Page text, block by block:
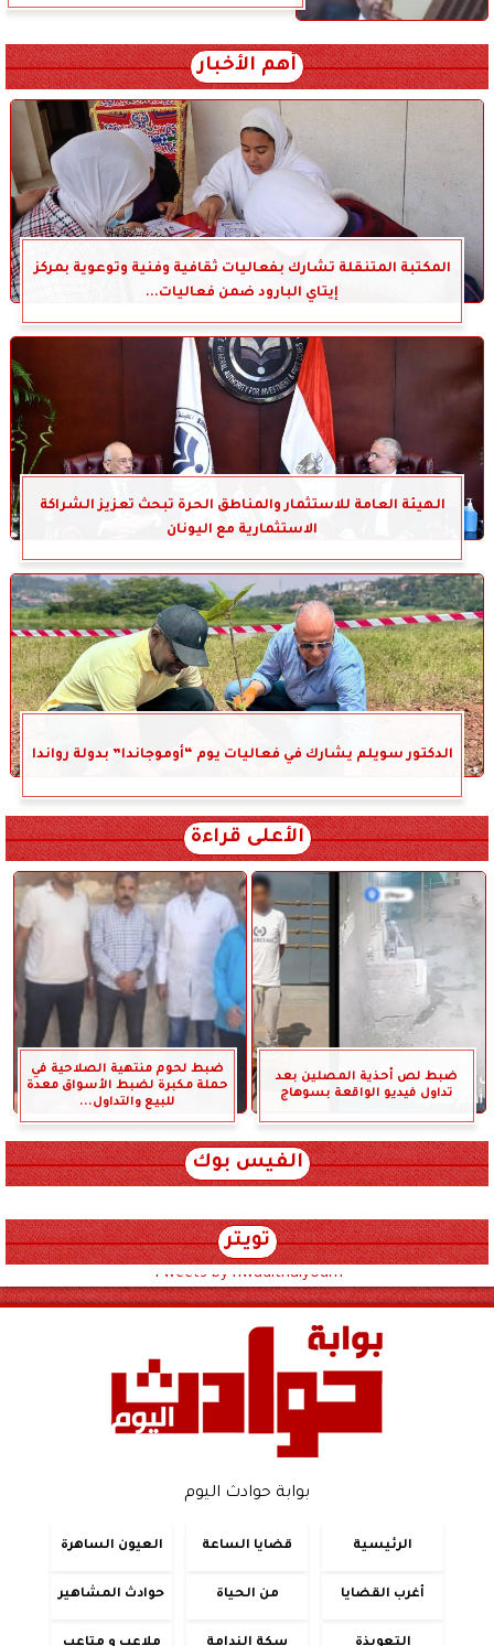
أهم الأخبار
المكتبة المتنقلة تشارك بفعاليات ثقافية وفنية وتوعوية بمركز
إيتاي البارود ضمن فعاليات...
الهيئة العامة للاستثمار والمناطق الحرة تبحث تعزيز الشراكة
الاستثمارية مع اليونان
الدكتور سويلم يشارك في فعاليات يوم “أوموجاندا” بدولة رواندا
الأعلى قراءة
ضبط لص أحذية المصلين بعد
تداول فيديو الواقعة بسوهاج
ضبط لحوم منتهية الصلاحية في
حملة مكبرة لضبط الأسواق معدة
للبيع والتداول...
الفيس بوك
تويتر
Tweets by hwadithalyoum
بوابة حوادث اليوم
الرئيسية قضايا الساعة العيون الساهرة
أغرب القضايا من الحياة حوادث المشاهير